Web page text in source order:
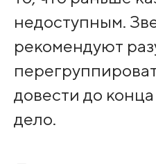
недоступным.
рекомендуют
довести до
дело.